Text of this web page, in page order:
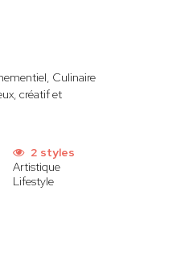
Culinaire
créatif et
2 styles
Artistique
Lifestyle